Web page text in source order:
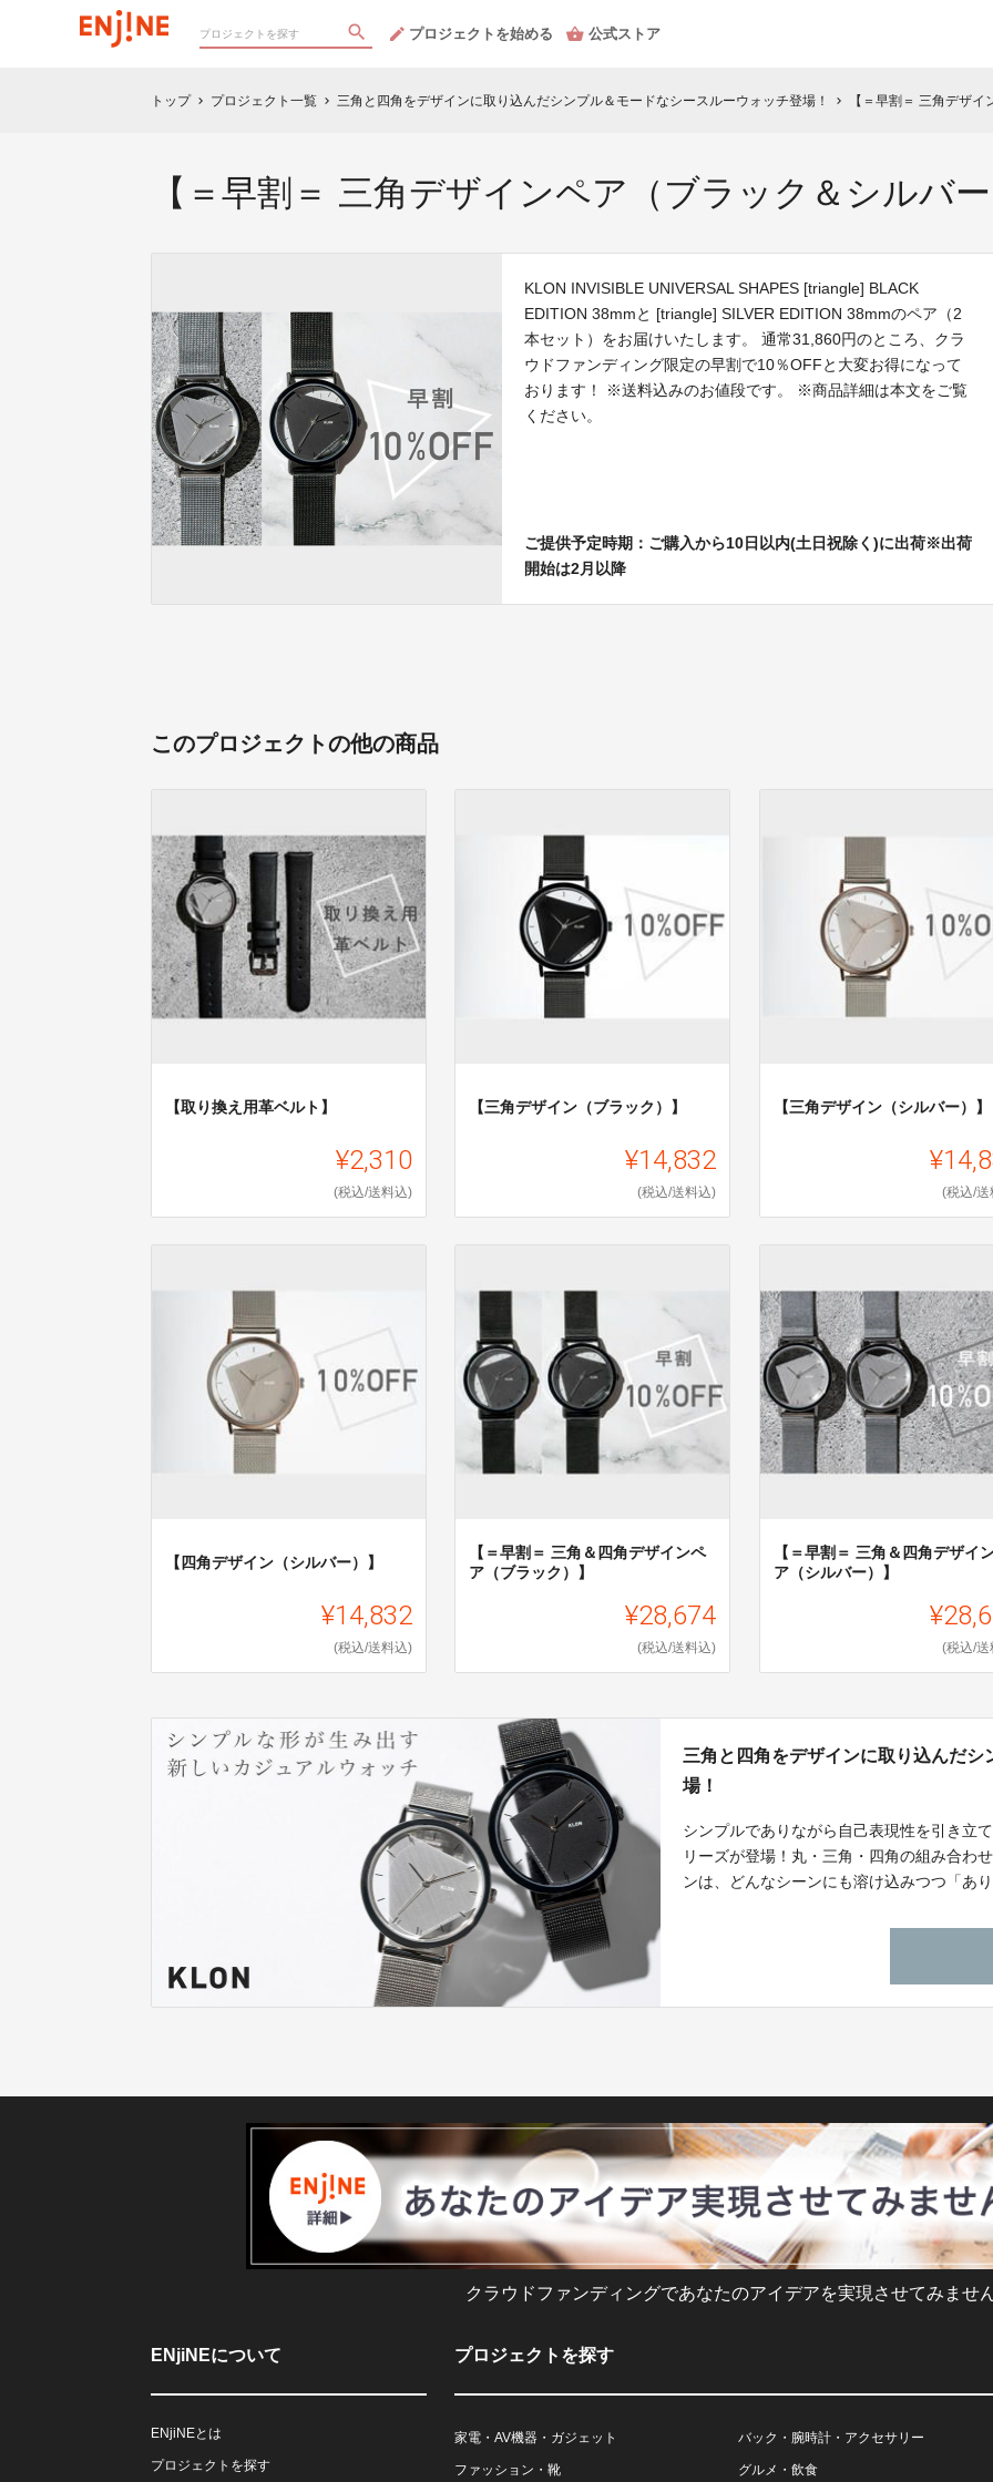
プロジェクトを始める 公式ストア
トップ chevron_right プロジェクト一覧 chevron_right 三角と四角をデザインに取り込んだシンプル＆モードなシースルーウォッチ登場！ chevron_right 【＝早割＝ 三角デザ
【＝早割＝ 三角デザインペア（ブラック＆シルバ
KLON INVISIBLE UNIVERSAL SHAPES [triangle] BLACK
EDITION 38mmと [triangle] SILVER EDITION 38mmのペア（2
本セット）をお届けいたします。 通常31,860円のところ、クラ
ウドファンディング限定の早割で10％OFFと大変お得になって
おります！ ※送料込みのお値段です。 ※商品詳細は本文をご覧
ください。
ご提供予定時期：ご購入から10日以内(土日祝除く)に出荷※出荷
開始は2月以降
このプロジェクトの他の商品
【取り換え用革ベルト】
¥2,310
(税込/送料込)
【三角デザイン（ブラック）】
¥14,832
(税込/送料込)
【三角デザイン（シルバー）】
(税込/送
【四角デザイン（シルバー）】
¥14,832
(税込/送料込)
【＝早割＝ 三角＆四角デザインペ
ア（ブラック）】
¥28,674
(税込/送料込)
【＝早割＝ 三角＆四角デザイ
ア（シルバー）】
(税込/送
三角と四角をデザインに取り込んだ
場！
シンプルでありながら自己表現性を引き立
リーズが登場！丸・三角・四角の組み合わ
ンは、どんなシーンにも溶け込みつつ「あ
クラウドファンディングであなたのアイデアを実現させてみませ
ENjiNEについて
ENjiNEとは
プロジェクトを探す
プロジェクトを探す
家電・AV機器・ガジェット バック・腕時計・アクセサリー
ファッション・靴 グルメ・飲食